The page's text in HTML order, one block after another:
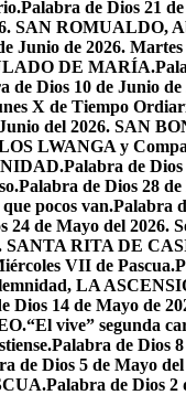
Palabra de Dios 21
SAN ROMUALDO,
Junio de 2026.
DE MARÍA.
de Dios 10 de Junio
X de Tiempo
del 2026. SAN
LWANGA y
Palabra de
Palabra de Dios 28
pocos van.Palabra
24 de Mayo del 2026.
SANTA RITA DE
VII de Pascua.
LA
Dios 14 de Mayo de
“El vive” segunda
Palabra de Dios
de Dios 5 de Mayo
Palabra de Dios